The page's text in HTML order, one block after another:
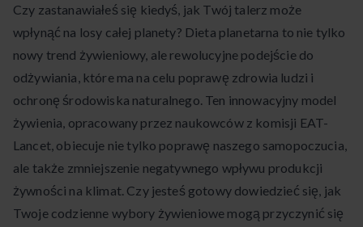
Czy zastanawiałeś się kiedyś, jak Twój talerz może
wpłynąć na losy całej planety? Dieta planetarna to nie tylko
nowy trend żywieniowy, ale rewolucyjne podejście do
odżywiania, które ma na celu poprawę zdrowia ludzi i
ochronę środowiska naturalnego. Ten innowacyjny model
żywienia, opracowany przez naukowców z komisji EAT-
Lancet, obiecuje nie tylko poprawę naszego samopoczucia,
ale także zmniejszenie negatywnego wpływu produkcji
żywności na klimat. Czy jesteś gotowy dowiedzieć się, jak
Twoje codzienne wybory żywieniowe mogą przyczynić się